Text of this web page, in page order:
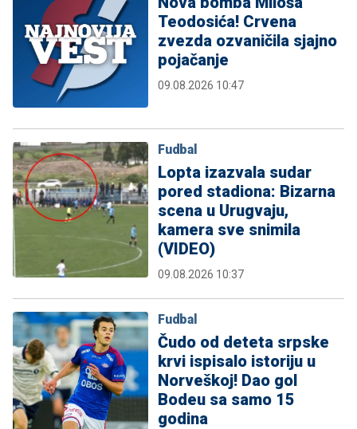
Teodosića! Crvena
zvezda ozvaničila sjajno
pojačanje
09.08.2026 10:47
Fudbal
Lopta izazvala sudar
pored stadiona: Bizarna
scena u Urugvaju,
kamera sve snimila
(VIDEO)
09.08.2026 10:37
Fudbal
Čudo od deteta srpske
krvi ispisalo istoriju u
Norveškoj! Dao gol
Bodeu sa samo 15
godina